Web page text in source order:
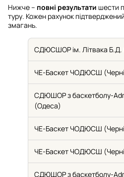
Нижче – повні результати шести
туру. Кожен рахунок
змагань.
СДЮСШОР ім. Літвака
ЧЕ-Баскет ЧОДЮСШ
СДЮШОР з баскетболу-
(Одеса)
ЧЕ-Баскет ЧОДЮСШ
ЧЕ-Баскет ЧОДЮСШ
СДЮШОР з баскетболу-